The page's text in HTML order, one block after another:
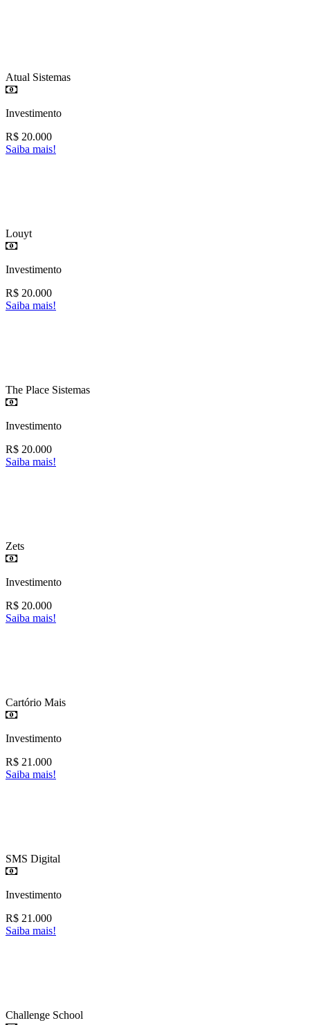
Atual Sistemas
Investimento
R$ 20.000
Saiba mais!
Louyt
Investimento
R$ 20.000
Saiba mais!
The Place Sistemas
Investimento
R$ 20.000
Saiba mais!
Zets
Investimento
R$ 20.000
Saiba mais!
Cartório Mais
Investimento
R$ 21.000
Saiba mais!
SMS Digital
Investimento
R$ 21.000
Saiba mais!
Challenge School